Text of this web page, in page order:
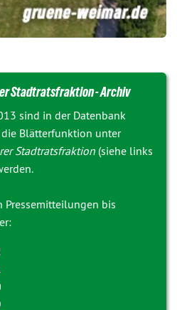
Stadtratsfraktion - Archiv
sind in der Datenbank
Blätterfunktion unter
Stadtratsfraktion (siehe links
bis